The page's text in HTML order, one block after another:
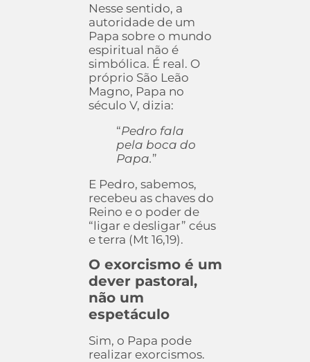
Nesse sentido, a
autoridade de um
Papa sobre o mundo
espiritual não é
simbólica. É real. O
próprio São Leão
Magno, Papa no
século V, dizia:
“Pedro fala
pela boca do
Papa.”
E Pedro, sabemos,
recebeu as chaves do
Reino e o poder de
“ligar e desligar” céus
e terra (Mt 16,19).
O exorcismo é um
dever pastoral,
não um
espetáculo
Sim, o Papa pode
realizar exorcismos.